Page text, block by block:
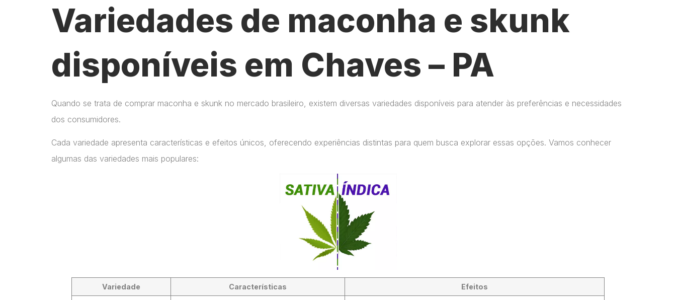
Variedades de maconha e skunk
disponíveis em Chaves – PA
Quando se trata de comprar maconha e skunk no mercado brasileiro, existem diversas variedades disponíveis para atender às preferências e necessidades
dos consumidores.
Cada variedade apresenta características e efeitos únicos, oferecendo experiências distintas para quem busca explorar essas opções. Vamos conhecer
algumas das variedades mais populares:
Variedade Características Efeitos